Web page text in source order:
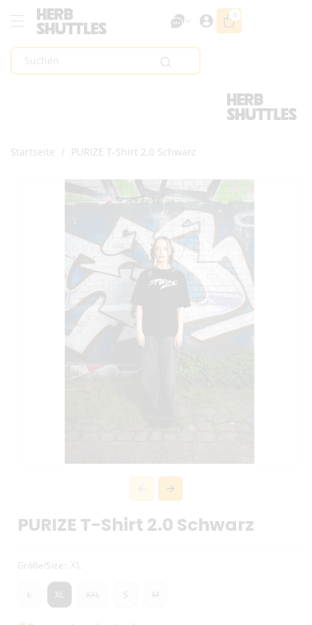
Springen
Suchen
0
0
Artikel
Startseite / PURIZE T-Shirt 2.0 Schwarz
PURIZE T-Shirt 2.0 Schwarz
Größe/Size:: XL
LVariante
ausverkauft
XL
XXL
S
M